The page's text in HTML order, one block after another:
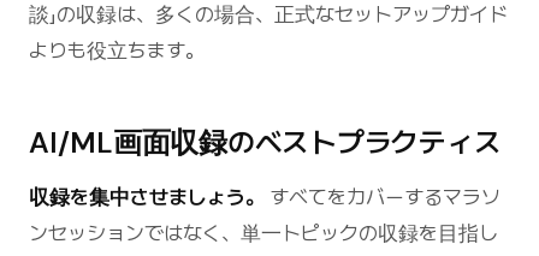
談」の収録は、多くの場合、正式なセットアップガイド
よりも役立ちます。
AI/ML画面収録のベストプラクティス
収録を集中させましょう。
すべてをカバーするマラソ
ンセッションではなく、単一トピックの収録を目指し